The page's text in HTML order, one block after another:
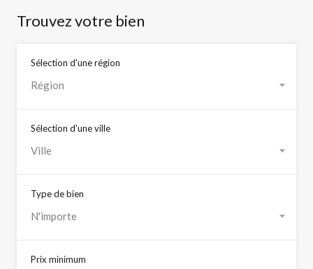
Trouvez votre bien
Sélection d'une région
Région
Sélection d'une ville
Ville
Type de bien
N'importe
Prix minimum